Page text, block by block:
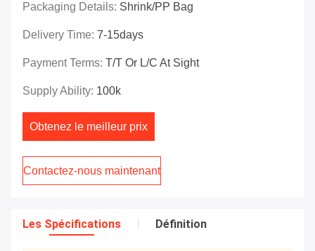
Packaging Details: Shrink/PP Bag
Delivery Time: 7-15days
Payment Terms: T/T Or L/C At Sight
Supply Ability: 100k
Obtenez le meilleur prix
Contactez-nous maintenant
Les Spécifications Définition